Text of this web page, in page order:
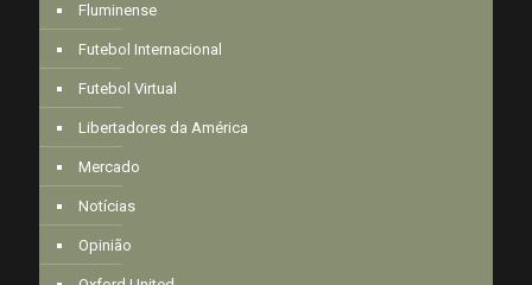
Fluminense
Futebol Internacional
Futebol Virtual
Libertadores da América
Mercado
Notícias
Opinião